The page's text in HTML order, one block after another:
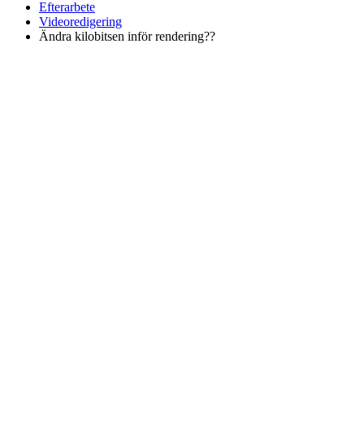
Efterarbete
Videoredigering
Ändra kilobitsen inför rendering??